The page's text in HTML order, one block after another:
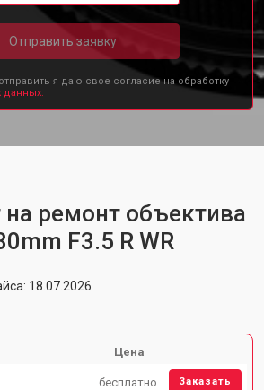
Отправить заявку
я даю свое согласие на обработку
данных.
ремонт объектива
F3.5 R WR
18.07.2026
Цена
бесплатно Заказать